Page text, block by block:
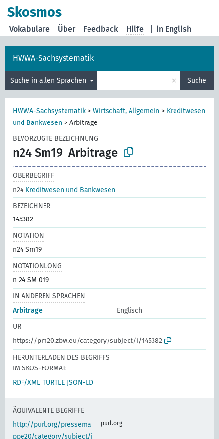
Skosmos
in English
Vokabulare Über Feedback Hilfe
HWWA-Sachsystematik
Suche in allen Sprachen × Suche
HWWA-Sachsystematik >Wirtschaft, Allgemein > Kreditwesen
und Bankwesen >Arbitrage
BEVORZUGTE BEZEICHNUNG
n24 Sm19 Arbitrage
OBERBEGRIFF
n24 Kreditwesen und Bankwesen
BEZEICHNER
145382
NOTATION
n24 Sm19
NOTATIONLONG
n 24 SM 019
IN ANDEREN SPRACHEN
Arbitrage
Englisch
URI
https://pm20.zbw.eu/category/subject/i/145382
HERUNTERLADEN DES BEGRIFFS
IM SKOS-FORMAT:
RDF/XML TURTLE JSON-LD
ÄQUIVALENTE BEGRIFFE
http://purl.org/pressema
ppe20/category/subject/i
purl.org